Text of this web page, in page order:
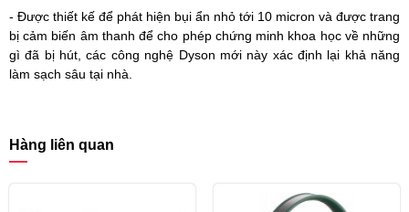
- Được thiết kế để phát hiện bụi ẩn nhỏ tới 10 micron và được trang
bị cảm biến âm thanh để cho phép chứng minh khoa học về những
gì đã bị hút, các công nghệ Dyson mới này xác định lại khả năng
làm sạch sâu tại nhà.
Hàng liên quan